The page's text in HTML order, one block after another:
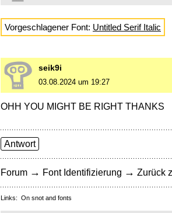
Vorgeschlagener Font: Untitled Serif Italic
seik9i
03.08.2024 um 19:27
OHH YOU MIGHT BE RIGHT THANKS
Antwort
Forum → Font Identifizierung → Zurück
Links: On snot and fonts